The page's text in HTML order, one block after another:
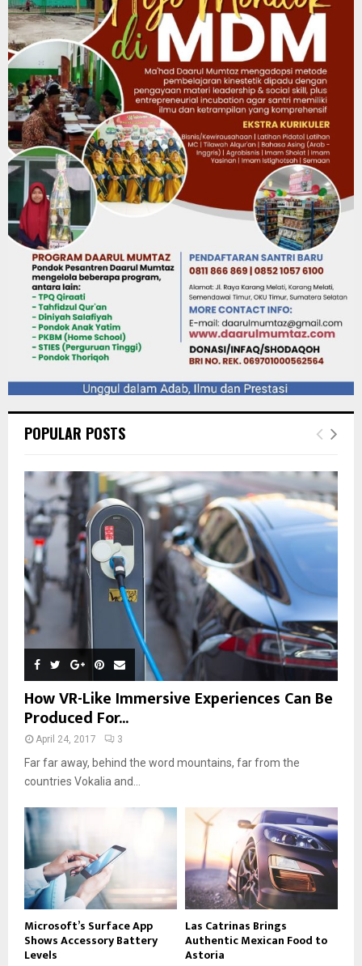
POPULAR POSTS
How VR-Like Immersive Experiences Can Be
Produced For...
April 24, 2017 3
Far far away, behind the word mountains, far from the
countries Vokalia and...
Microsoft’s Surface App
Shows Accessory Battery
Levels
Las Catrinas Brings
Authentic Mexican Food to
Astoria